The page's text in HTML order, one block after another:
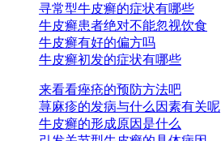
寻常型牛皮癣的症状有哪些
牛皮癣患者绝对不能忽视饮食
牛皮癣有好的偏方吗
牛皮癣初发的症状有哪些
来看看痤疮的预防方法吧
荨麻疹的发病与什么因素有关呢
牛皮癣的形成原因是什么